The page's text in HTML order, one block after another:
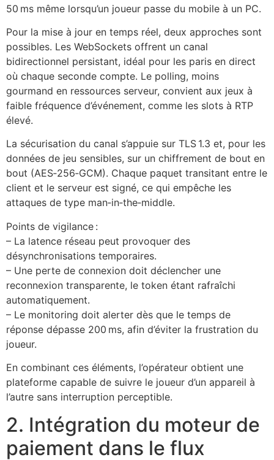
50 ms même lorsqu’un joueur passe du mobile à un PC.
Pour la mise à jour en temps réel, deux approches sont
possibles. Les WebSockets offrent un canal
bidirectionnel persistant, idéal pour les paris en direct
où chaque seconde compte. Le polling, moins
gourmand en ressources serveur, convient aux jeux à
faible fréquence d’événement, comme les slots à RTP
élevé.
La sécurisation du canal s’appuie sur TLS 1.3 et, pour les
données de jeu sensibles, sur un chiffrement de bout en
bout (AES‑256‑GCM). Chaque paquet transitant entre le
client et le serveur est signé, ce qui empêche les
attaques de type man‑in‑the‑middle.
Points de vigilance :
– La latence réseau peut provoquer des
désynchronisations temporaires.
– Une perte de connexion doit déclencher une
reconnexion transparente, le token étant rafraîchi
automatiquement.
– Le monitoring doit alerter dès que le temps de
réponse dépasse 200 ms, afin d’éviter la frustration du
joueur.
En combinant ces éléments, l’opérateur obtient une
plateforme capable de suivre le joueur d’un appareil à
l’autre sans interruption perceptible.
2. Intégration du moteur de
paiement dans le flux